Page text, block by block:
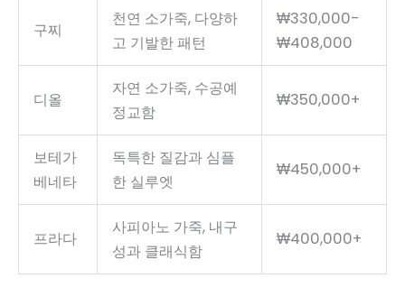
구찌
천연 소가죽, 다양하
고 기발한 패턴
₩330,000-
₩408,000
디올
자연 소가죽, 수공예
정교함
₩350,000+
보테가
베네타
독특한 질감과 심플
한 실루엣
₩450,000+
프라다
사피아노 가죽, 내구
성과 클래식함
₩400,000+